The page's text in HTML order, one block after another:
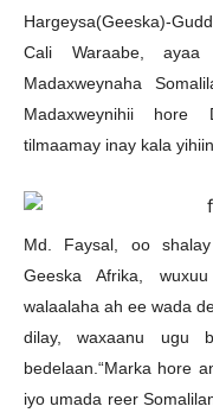
Hargeysa(Geeska)-
Cali Waraabe,
Madaxweynaha
Madaxweynihii hore
tilmaamay inay kala
Md. Faysal, oo
Geeska Afrika,
walaalaha ah ee wada
dilay, waxaanu ugu
bedelaan.“Marka hore
iyo umada reer